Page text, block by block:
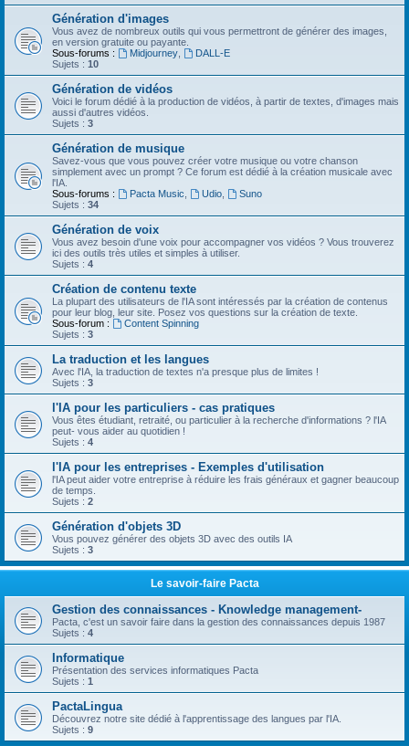
Génération d'images
Vous avez de nombreux outils qui vous permettront de générer des images,
en version gratuite ou payante.
Sous-forums :
Midjourney,
DALL-E
Sujets : 10
Génération de vidéos
Voici le forum dédié à la production de vidéos, à partir de textes, d'images mais
aussi d'autres vidéos.
Sujets : 3
Génération de musique
Savez-vous que vous pouvez créer votre musique ou votre chanson
simplement avec un prompt ? Ce forum est dédié à la création musicale avec
l'IA.
Sous-forums :
Pacta Music Udio,
Suno
Sujets : 34
Génération de voix
Vous avez besoin d'une voix pour accompagner vos vidéos ? Vous trouverez
ici des outils très utiles et simples à utiliser.
Sujets : 4
Création de contenu texte
La plupart des utilisateurs de l'IA sont intéressés par la création de contenus
pour leur blog, leur site. Posez vos questions sur la création de texte.
Sous-forum :
Content Spinning
Sujets : 3
La traduction et les langues
Avec l'IA, la traduction de textes n'a presque plus de limites !
Sujets : 3
l'IA pour les particuliers - cas pratiques
Vous êtes étudiant, retraité, ou particulier à la recherche d'informations ? l'IA
peut- vous aider au quotidien !
Sujets : 4
l'IA pour les entreprises - Exemples d'utilisation
l'IA peut aider votre entreprise à réduire les frais généraux et gagner beaucoup
de temps.
Sujets : 2
Génération d'objets 3D
Vous pouvez générer des objets 3D avec des outils IA
Sujets : 3
Le savoir-faire Pacta
Gestion des connaissances - Knowledge management-
Pacta, c'est un savoir faire dans la gestion des connaissances depuis 1987
Sujets : 4
Informatique
Présentation des services informatiques Pacta
Sujets : 1
PactaLingua
Découvrez notre site dédié à l'apprentissage des langues par l'IA.
Sujets : 9